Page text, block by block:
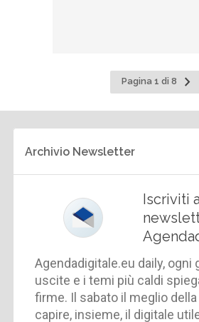
Pagina 1 di 8
Archivio Newsletter
Iscriviti
Agendadigitale.eu daily, ogni
uscite e i temi più caldi
firme. Il sabato il meglio
capire, insieme, il digitale